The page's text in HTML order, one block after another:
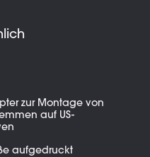
zur Montage von
auf US-
aufgedruckt